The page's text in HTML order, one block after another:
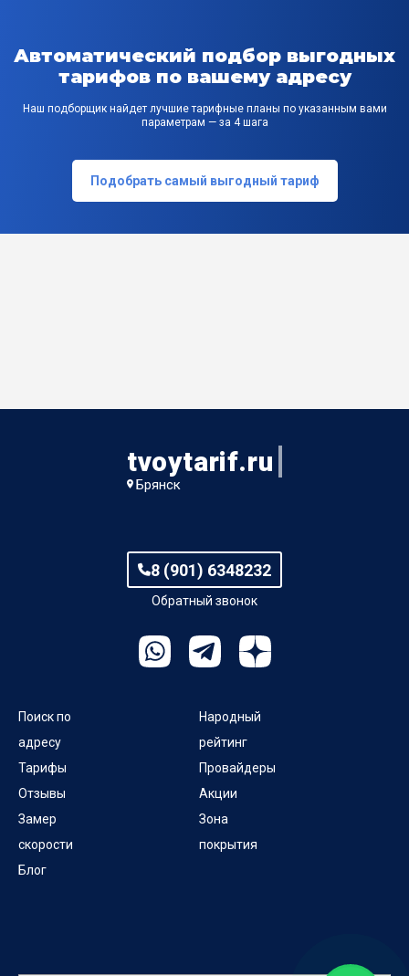
Автоматический подбор выгодных
тарифов по вашему адресу
Наш подборщик найдет лучшие тарифные планы по указанным вами
параметрам — за 4 шага
Подобрать самый выгодный тариф
tvoytarif.ru
Брянск
8 (901) 6348232
Обратный звонок
Поиск по
адресу
Тарифы
Отзывы
Замер
скорости
Блог
Народный
рейтинг
Провайдеры
Акции
Зона
покрытия